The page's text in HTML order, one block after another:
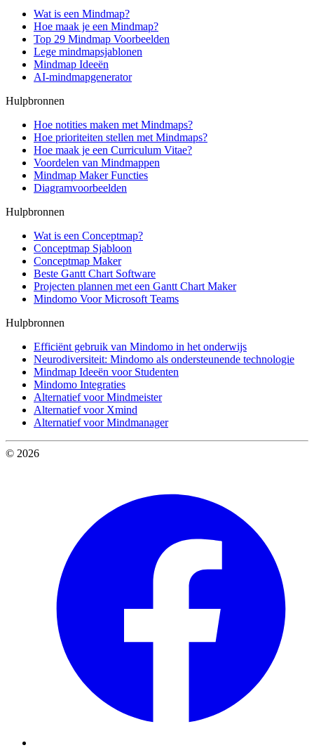
Wat is een Mindmap?
Hoe maak je een Mindmap?
Top 29 Mindmap Voorbeelden
Lege mindmapsjablonen
Mindmap Ideeën
AI-mindmapgenerator
Hulpbronnen
Hoe notities maken met Mindmaps?
Hoe prioriteiten stellen met Mindmaps?
Hoe maak je een Curriculum Vitae?
Voordelen van Mindmappen
Mindmap Maker Functies
Diagramvoorbeelden
Hulpbronnen
Wat is een Conceptmap?
Conceptmap Sjabloon
Conceptmap Maker
Beste Gantt Chart Software
Projecten plannen met een Gantt Chart Maker
Mindomo Voor Microsoft Teams
Hulpbronnen
Efficiënt gebruik van Mindomo in het onderwijs
Neurodiversiteit: Mindomo als ondersteunende technologie
Mindmap Ideeën voor Studenten
Mindomo Integraties
Alternatief voor Mindmeister
Alternatief voor Xmind
Alternatief voor Mindmanager
© 2026